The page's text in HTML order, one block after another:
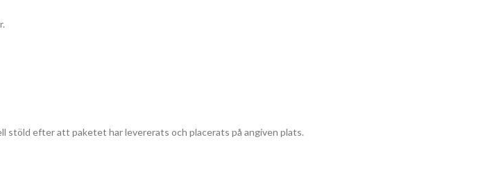
stöld efter att paketet har levererats och placerats på angiven plats.